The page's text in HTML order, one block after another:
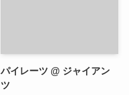
パイレーツ @ ジャイアン
ツ